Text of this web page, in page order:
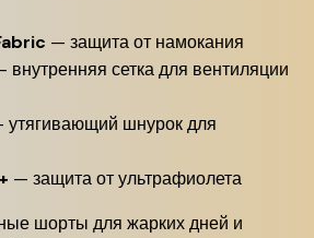
— защита от намокания
внутренняя сетка для вентиляции
утягивающий шнурок для
— защита от ультрафиолета
шорты для жарких дней и